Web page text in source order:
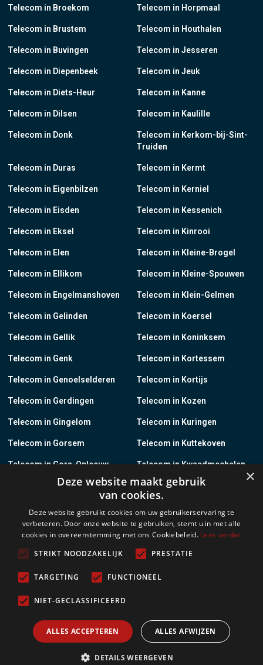
Telecom in Broekom
Telecom in Brustem
Telecom in Buvingen
Telecom in Diepenbeek
Telecom in Diets-Heur
Telecom in Dilsen
Telecom in Donk
Telecom in Duras
Telecom in Eigenbilzen
Telecom in Eisden
Telecom in Eksel
Telecom in Elen
Telecom in Ellikom
Telecom in Engelmanshoven
Telecom in Gelinden
Telecom in Gellik
Telecom in Genk
Telecom in Genoelselderen
Telecom in Gerdingen
Telecom in Gingelom
Telecom in Gorsem
Telecom in Gors-Opleeuw
Telecom in Gotem
Telecom in Groot-Loon
Telecom in Grote-Brogel
Telecom in Grote-Spouwen
Telecom in Horpmaal
Telecom in Houthalen
Telecom in Jesseren
Telecom in Jeuk
Telecom in Kanne
Telecom in Kaulille
Telecom in Kerkom-bij-Sint-
Truiden
Telecom in Kermt
Telecom in Kerniel
Telecom in Kessenich
Telecom in Kinrooi
Telecom in Kleine-Brogel
Telecom in Kleine-Spouwen
Telecom in Klein-Gelmen
Telecom in Koersel
Telecom in Koninksem
Telecom in Kortessem
Telecom in Kortijs
Telecom in Kozen
Telecom in Kuringen
Telecom in Kuttekoven
Telecom in Kwaadmechelen
Telecom in Lanaken
Telecom in Lauw
Telecom in Leopoldsburg
Meer
×
Deze website maakt gebruik
van cookies.
Deze website gebruikt cookies om uw gebruikerservaring te
verbeteren. Door onze website te gebruiken, stemt u in met alle
cookies in overeenstemming met ons Cookiebeleid. Lees verder
STRIKT NOODZAKELIJK
PRESTATIE
TARGETING FUNCTIONEEL
NIET-GECLASSIFICEERD
ALLES ACCEPTEREN ALLES AFWIJZEN
DETAILS WEERGEVEN